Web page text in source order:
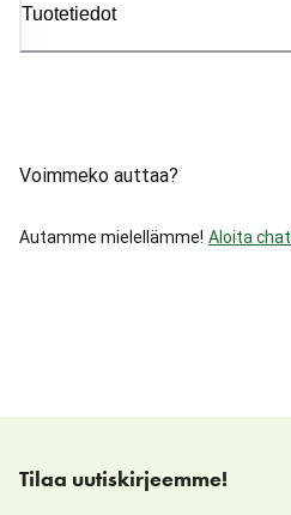
Tuotetiedot
Voimmeko auttaa?
Autamme mielellämme! Aloita
Tilaa uutiskirjeemme!